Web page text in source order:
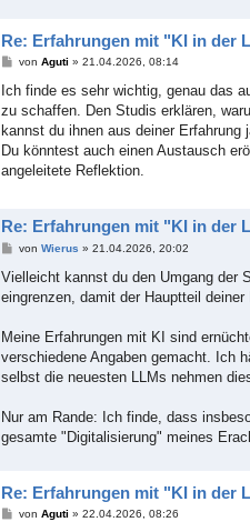
Re: Erfahrungen mit "KI in der
B
i
r
a
von Aguti » 21.04.2026, 08:14
Ich finde es sehr wichtig, genau das
zu schaffen. Den Studis erklären,
kannst du ihnen aus deiner
Du könntest auch einen Austausch
angeleitete Reflektion.
Re: Erfahrungen mit "KI in der
B
i
r
von Wierus » 21.04.2026, 20:02
Vielleicht kannst du den Umgang der
eingrenzen, damit der Hauptteil
Meine Erfahrungen mit KI sind
verschiedene Angaben gemacht. Ich
selbst die neuesten LLMs nehmen
Nur am Rande: Ich finde, dass
gesamte "Digitalisierung" meines
Re: Erfahrungen mit "KI in der
Bvon Aguti » 22.04.2026, 08:26